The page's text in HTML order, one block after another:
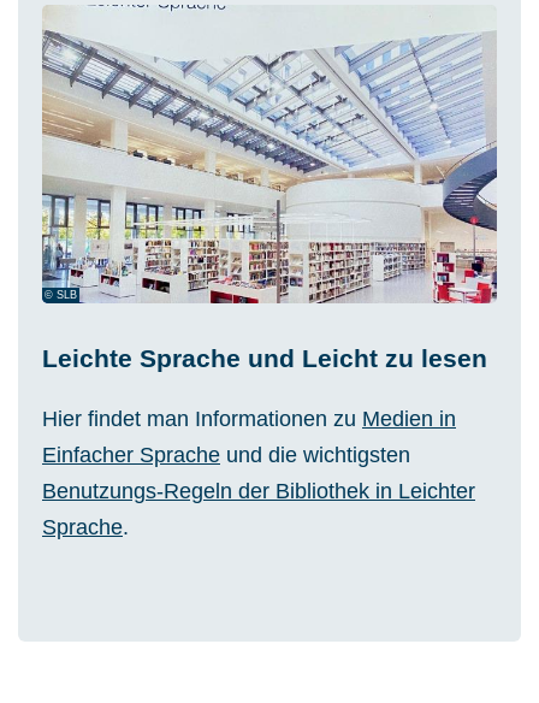
© SLB
Leichte Sprache und Leicht zu lesen
Hier findet man Informationen zu Medien in
Einfacher Sprache und die wichtigsten
Benutzungs-Regeln der Bibliothek in Leichter
Sprache.